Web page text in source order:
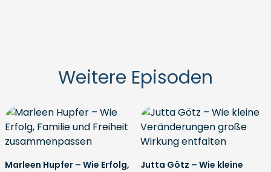
Weitere Episoden
Marleen Hupfer – Wie Erfolg,
Jutta Götz – Wie kleine